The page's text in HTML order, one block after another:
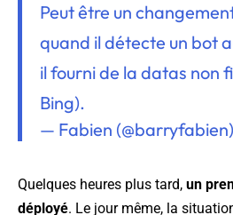
Peut être un
quand il détecte un bot
il fourni de la datas non
Bing).
— Fabien (@barryfabien)
Quelques heures plus tard, un
déployé. Le jour même, la